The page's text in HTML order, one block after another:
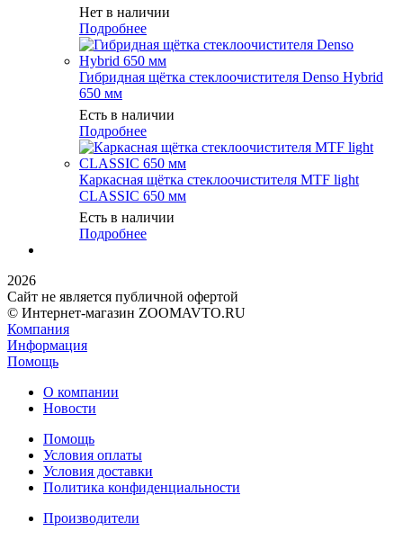
Нет в наличии
Подробнее
Гибридная щётка стеклоочистителя Denso Hybrid
650 мм
Есть в наличии
Подробнее
Каркасная щётка стеклоочистителя MTF light
CLASSIC 650 мм
Есть в наличии
Подробнее
2026
Сайт не является публичной офертой
© Интернет-магазин ZOOMAVTO.RU
Компания
Информация
Помощь
О компании
Новости
Помощь
Условия оплаты
Условия доставки
Политика конфиденциальности
Производители